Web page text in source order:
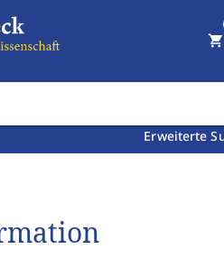
Erweiterte
shopping_cart